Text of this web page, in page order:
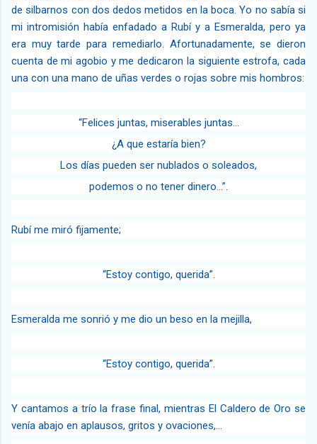
de silbarnos con dos dedos metidos en la boca. Yo no sabía si
mi intromisión había enfadado a Rubí y a Esmeralda, pero ya
era muy tarde para remediarlo. Afortunadamente, se dieron
cuenta de mi agobio y me dedicaron la siguiente estrofa, cada
una con una mano de uñas verdes o rojas sobre mis hombros:
“Felices juntas, miserables juntas…
¿A que estaría bien?
Los días pueden ser nublados o soleados,
podemos o no tener dinero…”.
Rubí me miró fijamente;
“Estoy contigo, querida”.
Esmeralda me sonrió y me dio un beso en la mejilla,
“Estoy contigo, querida”.
Y cantamos a trío la frase final, mientras El Caldero de Oro se
venía abajo en aplausos, gritos y ovaciones,…